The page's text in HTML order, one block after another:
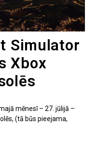
Simulator
Xbox
mēnesī – 27. jūlijā –
(tā būs pieejama,